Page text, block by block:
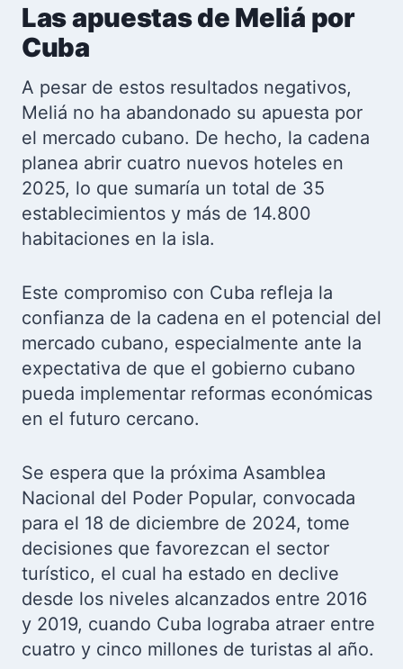
Las apuestas de Meliá por
Cuba
A pesar de estos resultados negativos,
Meliá no ha abandonado su apuesta por
el mercado cubano. De hecho, la cadena
planea abrir cuatro nuevos hoteles en
2025, lo que sumaría un total de 35
establecimientos y más de 14.800
habitaciones en la isla.
Este compromiso con Cuba refleja la
confianza de la cadena en el potencial del
mercado cubano, especialmente ante la
expectativa de que el gobierno cubano
pueda implementar reformas económicas
en el futuro cercano.
Se espera que la próxima Asamblea
Nacional del Poder Popular, convocada
para el 18 de diciembre de 2024, tome
decisiones que favorezcan el sector
turístico, el cual ha estado en declive
desde los niveles alcanzados entre 2016
y 2019, cuando Cuba lograba atraer entre
cuatro y cinco millones de turistas al año.